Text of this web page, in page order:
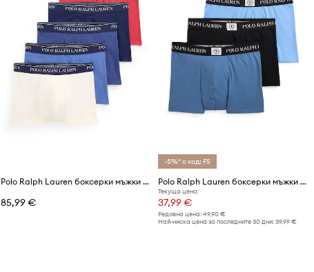
Polo Ralph Lauren боксерки мъжки 5 броя
85,99 €
-5%* с код: FS
Polo Ralph Lauren боксерки мъжки от памук с еластан 3 броя
Текуща цена:
37,99 €
Редовна цена: 49,90 €
Най-ниска цена за последните 30 дни: 39,99 €